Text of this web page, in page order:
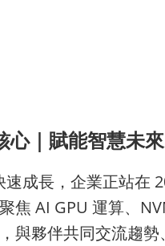
心｜賦能智慧未
成長，企業正站在
焦 AI GPU 運算、
與夥伴共同交流趨